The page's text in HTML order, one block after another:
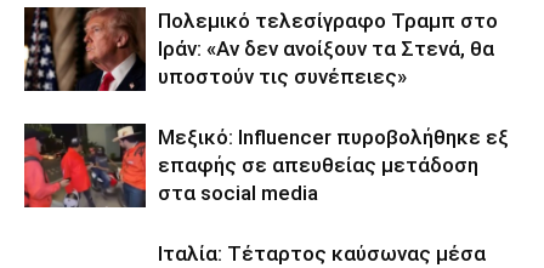
Πολεμικό τελεσίγραφο Τραμπ στο
Ιράν: «Αν δεν ανοίξουν τα Στενά, θα
υποστούν τις συνέπειες»
Μεξικό: Influencer πυροβολήθηκε εξ
επαφής σε απευθείας μετάδοση
στα social media
Ιταλία: Τέταρτος καύσωνας μέσα